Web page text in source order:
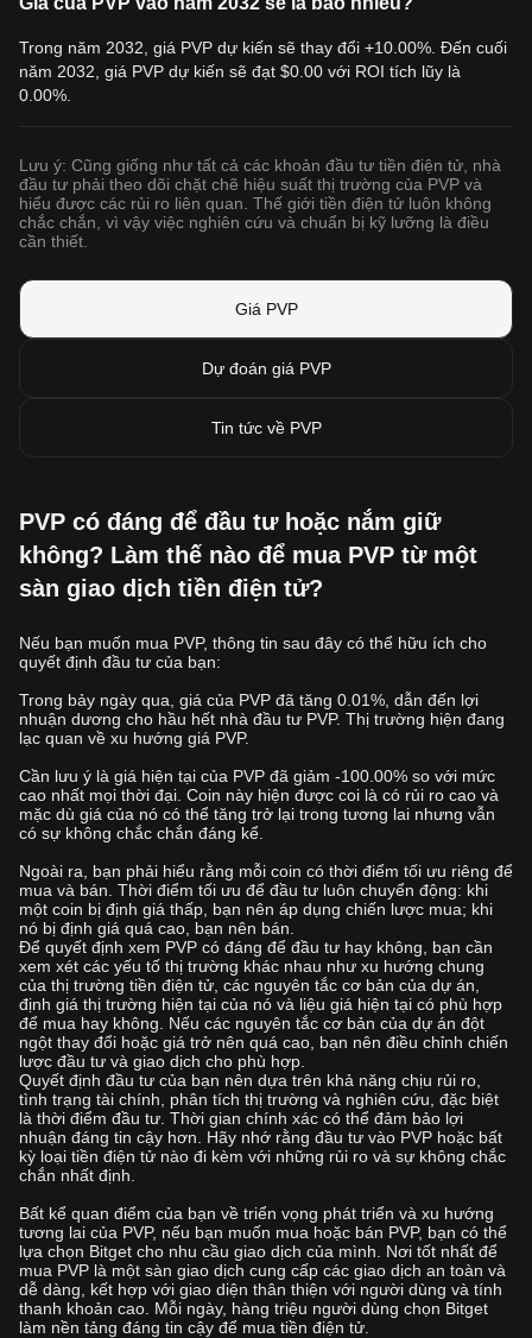
Trong năm 2032, giá PVP dự kiến sẽ thay đổi +10.00%. Đến cuối
năm 2032, giá PVP dự kiến sẽ đạt $0.00 với ROI tích lũy là
0.00%.
Lưu ý: Cũng giống như tất cả các khoản đầu tư tiền điện tử, nhà
đầu tư phải theo dõi chặt chẽ hiệu suất thị trường của PVP và
hiểu được các rủi ro liên quan. Thế giới tiền điện tử luôn không
chắc chắn, vì vậy việc nghiên cứu và chuẩn bị kỹ lưỡng là điều
cần thiết.
Giá PVP
Dự đoán giá PVP
Tin tức về PVP
PVP có đáng để đầu tư hoặc nắm giữ
không? Làm thế nào để mua PVP từ một
sàn giao dịch tiền điện tử?
Nếu bạn muốn mua PVP, thông tin sau đây có thể hữu ích cho
quyết định đầu tư của bạn:
Trong bảy ngày qua, giá của PVP đã tăng 0.01%, dẫn đến lợi
nhuận dương cho hầu hết nhà đầu tư PVP. Thị trường hiện đang
lạc quan về xu hướng giá PVP.
Cần lưu ý là giá hiện tại của PVP đã giảm -100.00% so với mức
cao nhất mọi thời đại. Coin này hiện được coi là có rủi ro cao và
mặc dù giá của nó có thể tăng trở lại trong tương lai nhưng vẫn
có sự không chắc chắn đáng kể.
Ngoài ra, bạn phải hiểu rằng mỗi coin có thời điểm tối ưu riêng để
mua và bán. Thời điểm tối ưu để đầu tư luôn chuyển động: khi
một coin bị định giá thấp, bạn nên áp dụng chiến lược mua; khi
nó bị định giá quá cao, bạn nên bán.
Để quyết định xem PVP có đáng để đầu tư hay không, bạn cần
xem xét các yếu tố thị trường khác nhau như xu hướng chung
của thị trường tiền điện tử, các nguyên tắc cơ bản của dự án,
định giá thị trường hiện tại của nó và liệu giá hiện tại có phù hợp
để mua hay không. Nếu các nguyên tắc cơ bản của dự án đột
ngột thay đổi hoặc giá trở nên quá cao, bạn nên điều chỉnh chiến
lược đầu tư và giao dịch cho phù hợp.
Quyết định đầu tư của bạn nên dựa trên khả năng chịu rủi ro,
tình trạng tài chính, phân tích thị trường và nghiên cứu, đặc biệt
là thời điểm đầu tư. Thời gian chính xác có thể đảm bảo lợi
nhuận đáng tin cậy hơn. Hãy nhớ rằng đầu tư vào PVP hoặc bất
kỳ loại tiền điện tử nào đi kèm với những rủi ro và sự không chắc
chắn nhất định.
Bất kể quan điểm của bạn về triển vọng phát triển và xu hướng
tương lai của PVP, nếu bạn muốn mua hoặc bán PVP, bạn có thể
lựa chọn Bitget cho nhu cầu giao dịch của mình. Nơi tốt nhất để
mua PVP là một sàn giao dịch cung cấp các giao dịch an toàn và
dễ dàng, kết hợp với giao diện thân thiện với người dùng và tính
thanh khoản cao. Mỗi ngày, hàng triệu người dùng chọn Bitget
làm nền tảng đáng tin cậy để mua tiền điện tử.